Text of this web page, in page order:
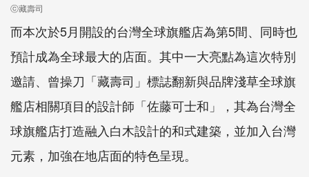
ⓒ藏壽司
而本次於5月開設的台灣全球旗艦店為第5間、同時也
預計成為全球最大的店面。其中一大亮點為這次特別
邀請、曾操刀「藏壽司」標誌翻新與品牌淺草全球旗
艦店相關項目的設計師「佐藤可士和」，其為台灣全
球旗艦店打造融入白木設計的和式建築，並加入台灣
元素，加強在地店面的特色呈現。